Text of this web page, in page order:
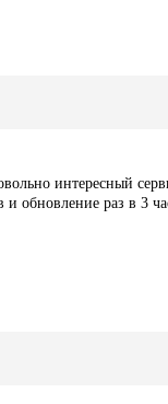
интересный
обновление раз в 3